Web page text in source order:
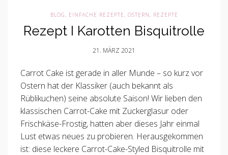
BLOG, EINFACHE REZEPTE, OSTERN, REZEPTE
Rezept I Karotten Bisquitrolle
21. MÄRZ 2021
Carrot Cake ist gerade in aller Munde – so kurz vor
Ostern hat der Klassiker (auch bekannt als
Rüblikuchen) seine absolute Saison! Wir lieben den
klassischen Carrot-Cake mit Zuckerglasur oder
Frischkäse-Frostig, hatten aber dieses Jahr einmal
Lust etwas neues zu probieren. Herausgekommen
ist: diese leckere Carrot-Cake-Styled Bisquitrolle mit